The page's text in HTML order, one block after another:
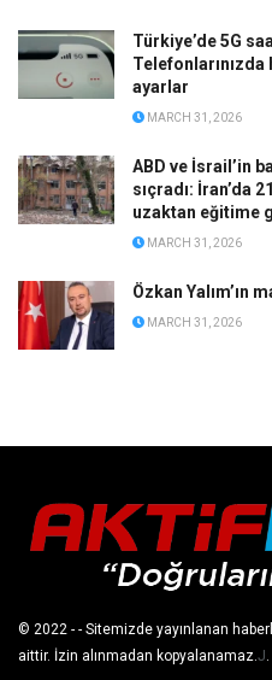
Türkiye’de 5G
Telefonlarınızda
ayarlar
MARCH 31, 2026
ABD ve İsrail’in
sıçradı: İran’da
uzaktan eğitime
MARCH 31, 2026
Özkan Yalım’ın
MARCH 31, 2026
© 2022 - - Sitemizde yayınlanan
aittir. İzin alınmadan kopyalanamaz.J.